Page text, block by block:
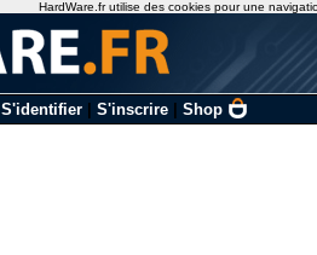
S'identifier| S'inscrire| Shop
HardWare.fr utilise des cookies pour une